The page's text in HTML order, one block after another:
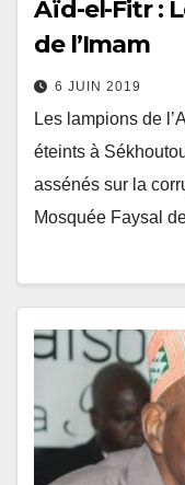
Aïd-el-Fitr :
de l’Imam
6 JUIN 2019
Les lampions de
éteints à
assénés sur la
Mosquée Faysal